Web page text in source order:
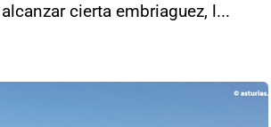
cierta embriaguez, l...